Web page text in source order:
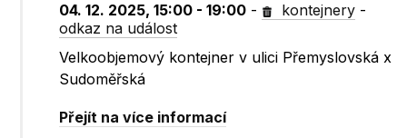
04. 12. 2025, 15:00 - 19:00 - kontejnery -
odkaz na událost
Velkoobjemový kontejner v ulici Přemyslovská x
Sudoměřská
Přejít na více informací